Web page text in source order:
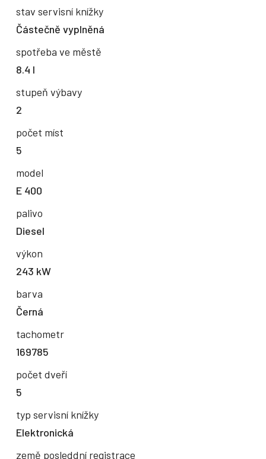
stav servisní knížky
Částečně vyplněná
spotřeba ve městě
8.4 l
stupeň výbavy
2
počet míst
5
model
E 400
palivo
Diesel
výkon
243 kW
barva
Černá
tachometr
169785
počet dveří
5
typ servisní knížky
Elektronická
země posleddní registrace